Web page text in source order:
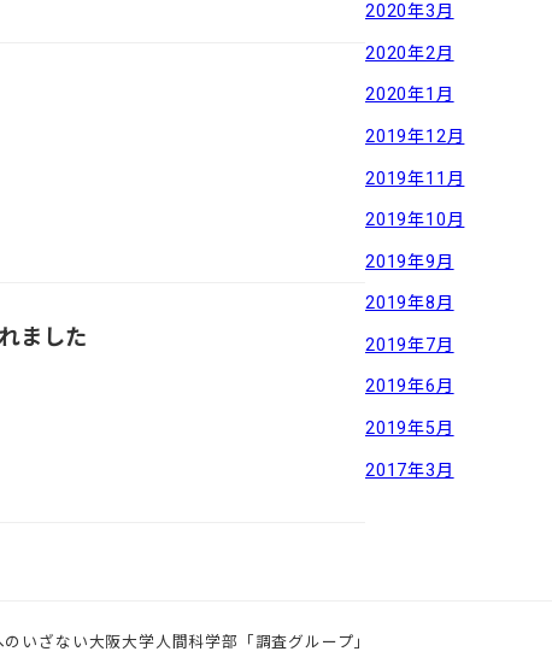
ました
2020年3月
2020年2月
2020年1月
2019年12月
2019年11月
2019年10月
2019年9月
2019年8月
2019年7月
2019年6月
2019年5月
2017年3月
いざない大阪大学人間科学部「調査グループ」